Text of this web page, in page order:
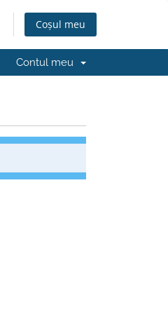
Coșul meu
Contul meu